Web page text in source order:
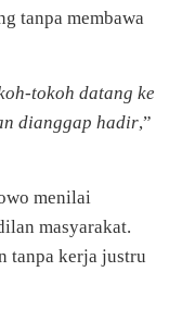
tanpa membawa
tokoh datang ke
dianggap hadir,”
menilai
masyarakat.
tanpa kerja justru